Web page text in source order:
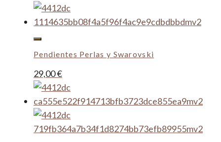
Pendientes Perlas y Swarovski
29,00€